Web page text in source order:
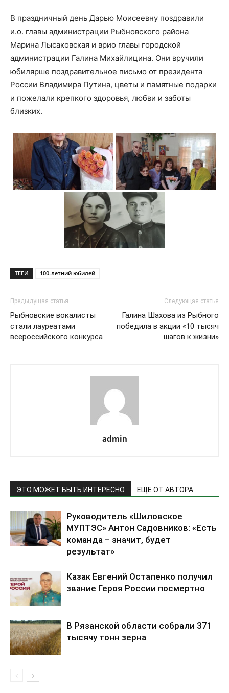
В праздничный день Дарью Моисеевну поздравили
и.о. главы администрации Рыбновского района
Марина Лысаковская и врио главы городской
администрации Галина Михайлицина. Они вручили
юбилярше поздравительное письмо от президента
России Владимира Путина, цветы и памятные подарки
и пожелали крепкого здоровья, любви и заботы
близких.
ТЕГИ 100-летний юбилей
Предыдущая статья
Рыбновские вокалисты
стали лауреатами
всероссийского конкурса
Следующая статья
Галина Шахова из Рыбного
победила в акции «10 тысяч
шагов к жизни»
admin
ЭТО МОЖЕТ БЫТЬ ИНТЕРЕСНО ЕЩЕ ОТ АВТОРА
Руководитель «Шиловское
МУПТЭС» Антон Садовников: «Есть
команда – значит, будет
результат»
Казак Евгений Остапенко получил
звание Героя России посмертно
В Рязанской области собрали 371
тысячу тонн зерна